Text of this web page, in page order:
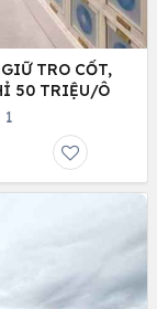
TRO CỐT,
50 TRIỆU/Ô
1